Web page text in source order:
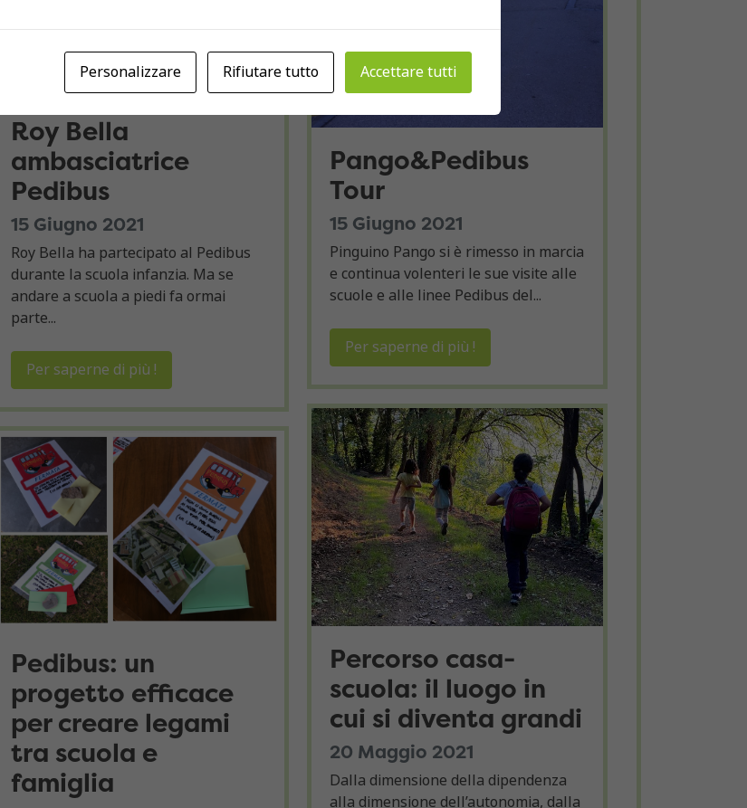
Roy Bella
ambasciatrice
Pedibus
15 Giugno 2021
Roy Bella ha partecipato al Pedibus
durante la scuola infanzia. Ma se
andare a scuola a piedi fa ormai
parte...
Per saperne di più !
Pango&Pedibus
Tour
15 Giugno 2021
Pinguino Pango si è rimesso in marcia
e continua volenteri le sue visite alle
scuole e alle linee Pedibus del...
Per saperne di più !
Pedibus: un
progetto efficace
per creare legami
tra scuola e
famiglia
Percorso casa-
scuola: il luogo in
cui si diventa grandi
20 Maggio 2021
Dalla dimensione della dipendenza
alla dimensione dell’autonomia, dalla
Personalizzare Rifiutare tutto Accettare tutti